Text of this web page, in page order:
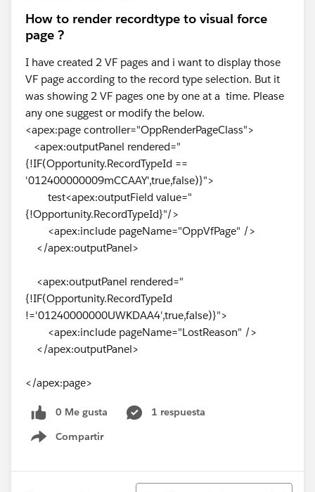
How to render recordtype to visual force
page ?
I have created 2 VF pages and i want to display those
VF page according to the record type selection. But it
was showing 2 VF pages one by one at a time. Please
any one suggest or modify the below.
<apex:page controller="OppRenderPageClass">
<apex:outputPanel rendered="
{!IF(Opportunity.RecordTypeId ==
'012400000009mCCAAY',true,false)}">
test<apex:outputField value="
{!Opportunity.RecordTypeId}"/>
<apex:include pageName="OppVfPage" />
</apex:outputPanel>
<apex:outputPanel rendered="
{!IF(Opportunity.RecordTypeId
!='01240000000UWKDAA4',true,false)}">
<apex:include pageName="LostReason" />
</apex:outputPanel>
</apex:page>
0 Me gusta
1 respuesta
Compartir
Show menu